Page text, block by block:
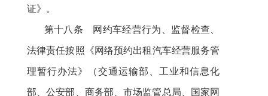
证》。
第十八条 网约车经营行为、监督检查
法律责任按照《网络预约出租汽车经营服务管
理暂行办法》（交通运输部、工业和信息化
部、公安部、商务部、市场监管总局、国家网